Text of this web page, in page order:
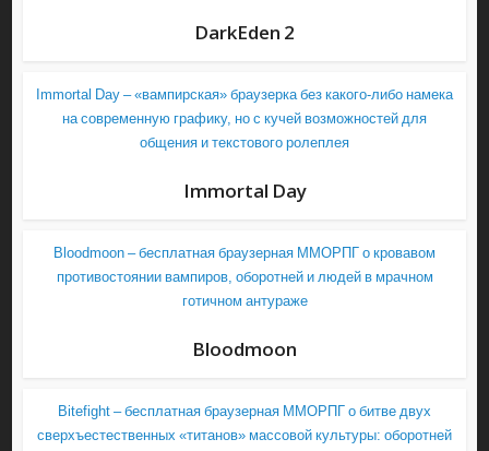
DarkEden 2
Immortal Day – «вампирская» браузерка без какого-либо намека
на современную графику, но с кучей возможностей для
общения и текстового ролеплея
Immortal Day
Bloodmoon – бесплатная браузерная ММОРПГ о кровавом
противостоянии вампиров, оборотней и людей в мрачном
готичном антураже
Bloodmoon
Bitefight – бесплатная браузерная ММОРПГ о битве двух
сверхъестественных «титанов» массовой культуры: оборотней